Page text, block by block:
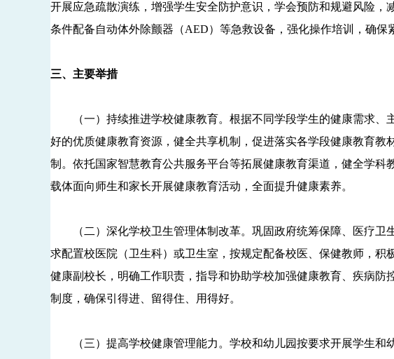
开展应急疏散演练，增强学生安全防护意识，学会预防和规避风险
条件配备自动体外除颤器（AED）等急救设备，强化操作培训，确保
三、主要举措
（一）持续推进学校健康教育。根据不同学段学生的健康需求、
好的优质健康教育资源，健全共享机制，促进落实各学段健康教育
制。依托国家智慧教育公共服务平台等拓展健康教育渠道，健全学
载体面向师生和家长开展健康教育活动，全面提升健康素养。
（二）深化学校卫生管理体制改革。巩固政府统筹保障、医疗卫
求配置校医院（卫生科）或卫生室，按规定配备校医、保健教师，
健康副校长，明确工作职责，指导和协助学校加强健康教育、疾病
制度，确保引得进、留得住、用得好。
（三）提高学校健康管理能力。学校和幼儿园按要求开展学生和